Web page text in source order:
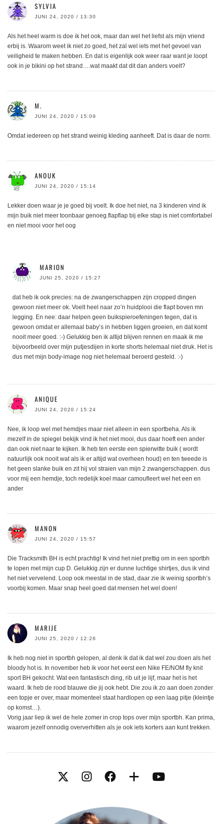
SYLVIA
JUNI 24, 2020 / 13:30
Als het heel warm is doe ik het ook, maar dan wel het liefst als mijn vriend
erbij is. Waarom weet ik niet zo goed, het zal wel iets met het gevoel van
veiligheid te maken hebben. En dat is eigenlijk ook weer raar want je loopt
ook in je bikini op het strand….wat maakt dat dit dan anders voelt?
M.
JUNI 24, 2020 / 15:09
Omdat iedereen op het strand weinig kleding aanheeft. Dat is daar de norm.
ANOUK
JUNI 24, 2020 / 15:14
Lekker doen waar je je goed bij voelt. Ik doe het niet, na 3 kinderen vind ik
mijn buik niet meer toonbaar genoeg.flapflap bij elke stap is niet comfortabel
en niet mooi voor het oog
MARION
JUNI 25, 2020 / 15:27
dat heb ik ook precies: na de zwangerschappen zijn cropped dingen
gewoon niet meer ok. Voelt heel naar zo’n huidplooi die flapt boven mn
legging. En nee: daar helpen geen buikspieroefeningen tegen, dat is
gewoon omdat er allemaal baby’s in hebben liggen groeien, en dat komt
nooit meer goed. :-) Gelukkig ben ik altijd blijven rennen en maak ik me
bijvoorbeeld over mijn putjesdijen in korte shorts helemaal niet druk. Het is
dus met mijn body-image nog niet helemaal beroerd gesteld. :-)
ANIQUE
JUNI 24, 2020 / 15:24
Nee, ik loop wel met hemdjes maar niet alleen in een sportbeha. Als ik
mezelf in de spiegel bekijk vind ik het niet mooi, dus daar hoeft een ander
dan ook niet naar te kijken. Ik heb ten eerste een spierwitte buik ( wordt
natuurlijk ook nooit wat als ik er altijd wat overheen houd) en ten tweede is
het geen slanke buik en zit hij vol straien van mijn 2 zwangerschappen. dus
voor mij een hemdje, toch redelijk koel maar camoufleert wel het een en
ander
MANON
JUNI 24, 2020 / 15:57
Die Tracksmith BH is echt prachtig! Ik vind het niet prettig om in een sportbh
te lopen met mijn cup D. Gelukkig zijn er dunne luchtige shirtjes, dus ik vind
het niet vervelend. Loop ook meestal in de stad, daar zie ik weinig sportbh’s
voorbij komen. Maar snap heel goed dat mensen het wel doen!
MARIJE
JUNI 25, 2020 / 12:26
Ik heb nog niet in sportbh gelopen, al denk ik dat ik dat wel zou doen als het
bloody hot is. In november heb ik voor het eerst een Nike FE/NOM fly knit
sport BH gekocht. Wat een fantastisch ding, rib uit je lijf, maar het is het
waard. Ik heb de rood blauwe die jij ook hebt. Die zou ik zo aan doen zonder
een topje er over, maar momenteel staat hardlopen op een laag pitje (kleintje
op komst…).
Vorig jaar liep ik wel de hele zomer in crop tops over mijn sportbh. Kan prima,
waarom jezelf onnodig oververhitten als je ook iets korters aan kunt trekken.